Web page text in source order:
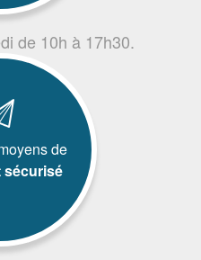
de 10h à 17h30.
de
sécurisé